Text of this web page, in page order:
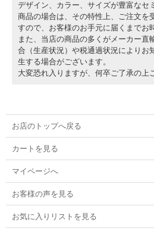
デザイン、カラー、サイズが豊富なセ
商品の場合は、その特性上、ご注文を
すので、お客様のお手元に届くまでお
また、当店の商品の多くがメーカー直
合（生産状況）や税通過状況によりお
生する場合がございます。
大変恐れ入りますが、何卒ご了承の上
お店のトップへ戻る
カートを見る
マイページへ
お客様の声を見る
お気に入りリストを見る